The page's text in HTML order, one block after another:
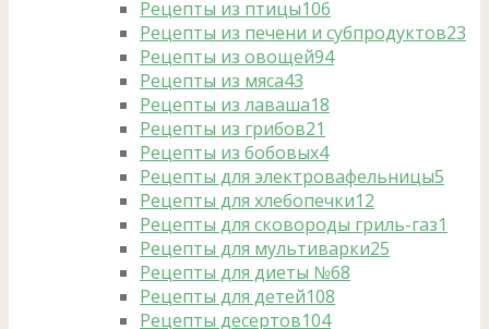
Рецепты из птицы106
Рецепты из печени и субпродуктов23
Рецепты из овощей94
Рецепты из мяса43
Рецепты из лаваша18
Рецепты из грибов21
Рецепты из бобовых4
Рецепты для электровафельницы5
Рецепты для хлебопечки12
Рецепты для сковороды гриль-газ1
Рецепты для мультиварки25
Рецепты для диеты №68
Рецепты для детей108
Рецепты десертов104